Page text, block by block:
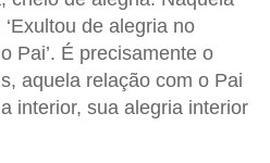
‘Exultou de alegria no
Pai’. É precisamente o
aquela relação com o Pai
interior, sua alegria interior